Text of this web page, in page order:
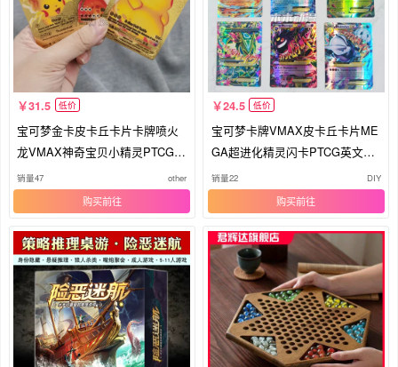
31.5 低价
宝可梦金卡皮卡丘卡片卡牌喷火
龙VMAX神奇宝贝小精灵PTCG英
文闪卡
销量47 other
购买
24.5 低价
宝可梦卡牌VMAX皮卡丘卡片ME
GA超进化精灵闪卡PTCG英文收
藏收集
销量22 DIY
购买